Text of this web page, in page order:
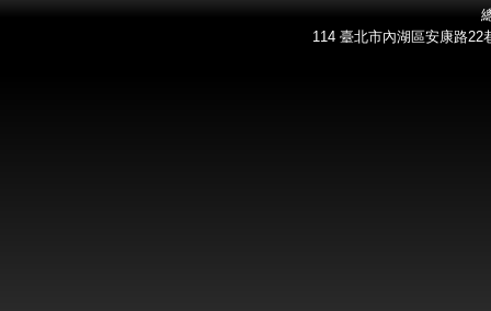
114 臺北市內湖區安康路22